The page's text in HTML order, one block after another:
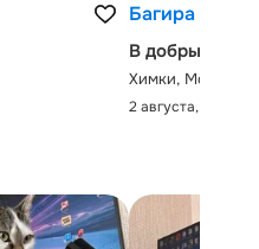
Багира
В добрые руки
Химки,
2 августа, 0:00